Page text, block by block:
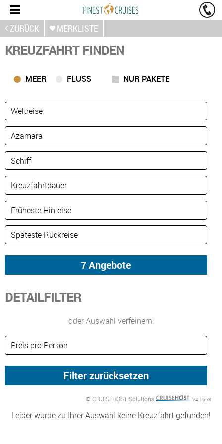
ZURÜCK MERKLISTE
KREUZFAHRT FINDEN
MEER FLUSS NUR PAKETE
DETAILFILTER
oder Auswahl verfeinern:
© CRUISEHOST Solutions V4.1663
Leider wurde zu Ihrer Auswahl keine Kreuzfahrt gefunden!